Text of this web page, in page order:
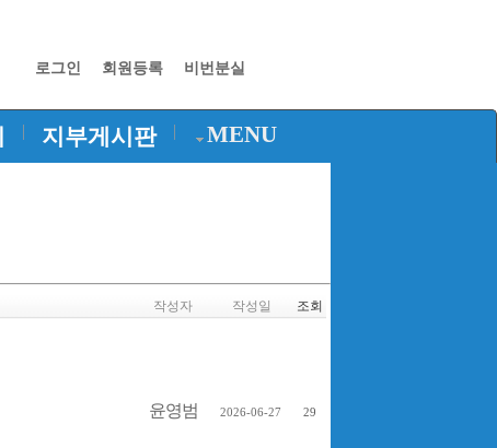
로그인 회원등록 비번분실
| 지부게시판 | MENU
작성자 작성일 조회
윤영범 2026-06-27 29